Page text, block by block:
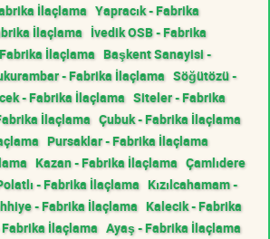
İlaçlama Yapracık - Fabrika
İlaçlama İvedik OSB - Fabrika
İlaçlama Başkent Sanayisi -
- Fabrika İlaçlama Söğütözü -
- Fabrika İlaçlama Siteler - Fabrika
İlaçlama Çubuk - Fabrika İlaçlama
Pursaklar - Fabrika İlaçlama
Kazan - Fabrika İlaçlama Çamlıdere
- Fabrika İlaçlama Kızılcahamam -
- Fabrika İlaçlama Kalecik - Fabrika
İlaçlama Ayaş - Fabrika İlaçlama